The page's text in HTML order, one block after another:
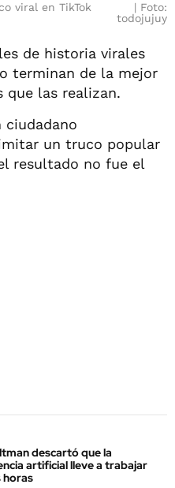
viral en TikTok
Foto:
todojujuy
de historia virales
terminan de la mejor
que las realizan.
ciudadano
un truco popular
resultado no fue el
descartó que la
artificial lleve a trabajar
horas